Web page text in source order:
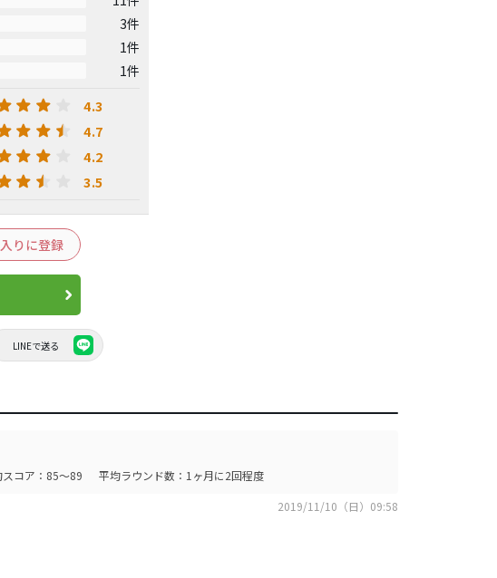
3件
1件
1件
4.3
4.7
4.2
3.5
りに登録
LINEで送る
スコア：85～89
平均ラウンド数：1ヶ月に2回程度
2019/11/10（日）09:58